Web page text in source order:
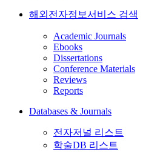
해외전자정보서비스 검색
Academic Journals
Ebooks
Dissertations
Conference Materials
Reviews
Reports
Databases & Journals
전자저널 리스트
학술DB 리스트